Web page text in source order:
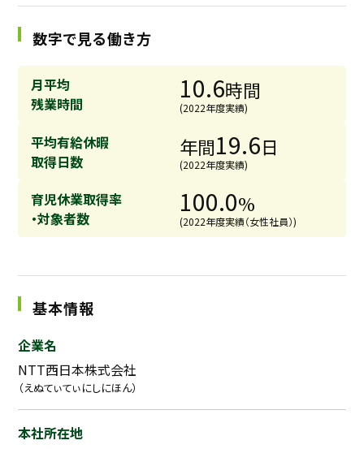
採用継続中の企業特集
数字で見る働き方
月平均
残業時間
10.6時間
(2022年度実績)
平均有給休暇
取得日数
年間19.6日
(2022年度実績)
育児休業取得率
・対象者数
100.0%
(2022年度実績（女性社員）)
基本情報
企業名
NTT西日本株式会社
（えぬてぃてぃにしにほん）
本社所在地